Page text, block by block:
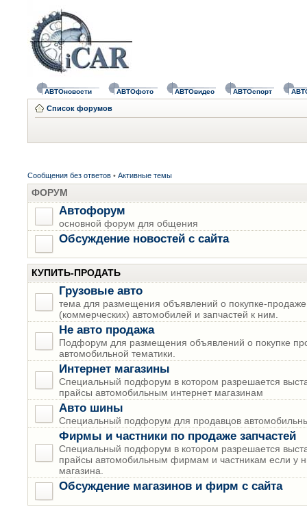
АВТОновости АВТОфото АВТОвидео АВТОспорт
Список форумов
Сообщения без ответов • Активные темы
ФОРУМ
Автофорум
основной форум для общения
Обсуждение новостей с сайта
КУПИТЬ-ПРОДАТЬ
Грузовые авто
тема для размещения объявлений о покупке-продаже
(коммерческих) автомобилей и запчастей к ним.
Не авто продажа
Подфорум для размещения объявлений о покупке
автомобильной тематики.
Интернет магазины
Специальный подфорум в котором разрешается
прайсы автомобильным интернет магазинам
Авто шины
Специальный подфорум для продавцов
Фирмы и частники по продаже запчастей
Специальный подфорум в котором разрешается
прайсы автомобильным фирмам и частникам если у
магазина.
Обсуждение магазинов и фирм с сайта